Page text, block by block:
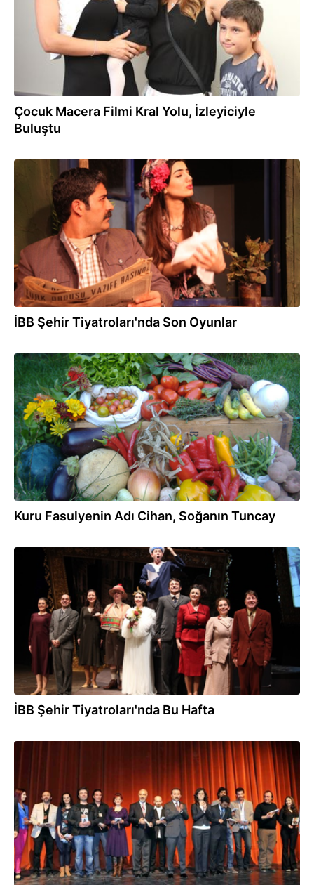
Çocuk Macera Filmi Kral Yolu, İzleyiciyle
Buluştu
27.04.2013
İBB Şehir Tiyatroları'nda Son Oyunlar
23.04.2013
Kuru Fasulyenin Adı Cihan, Soğanın Tuncay
06.04.2013
İBB Şehir Tiyatroları'nda Bu Hafta